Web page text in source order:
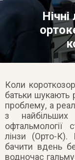
ДОВІДКА
Коли
батьки шукають
проблему, а
з найбільших
офтальмології
лінзи (Орто-
бачити вдень
водночас